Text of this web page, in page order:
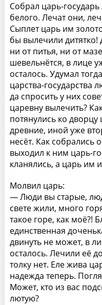
Собрал царь-государь
белого. Лечат они,
Сыплет царь им
бы вылечили дитятко!
ни от питья, ни от
шевельнётся, в лице
осталось. Удумал
царства-государства
да спросить у них
царевну вылечить?
потянулись ко
древние, иной уже
несёт. Как собрались
выходил к ним царь-
кланялись, а царь им
Молвил царь:
— Люди вы старые,
свете жили, много
такое горе, как моё?!
единственная
двинуть не может, в
осталось. Лечили её
толку нет. Еле жива
надежда теперь.
Может, кто из вас
лютую?